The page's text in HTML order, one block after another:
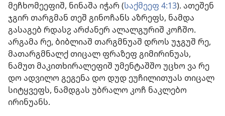
მეჩხომეეფიშ, ნინაშა იჭარ (საქმეეფ 4:13). ათეშენ
ჯგირ თარგმან თეშ გინოჩანს აზრეფს, ნამდა
გასაგებ რდასჷ არძანერ ალალგურიშ კოჩშო.
არგამა რე, ბიბლიაშ თარგმნუაშ დროს უჯგუშ რე,
მათარგმნალქ თიცალ ფრაზეფ გიმირინუას,
ნამუთ მაკითხირალეფიშ უმენტაშშო უცხო ვა რე
დო ადვილო გეგენა დო დუდ ეუჩილითუას თიცალ
სიტყვეფს, ნამდგას უბრალო კოჩ ნაკლებო
ირინუანს.